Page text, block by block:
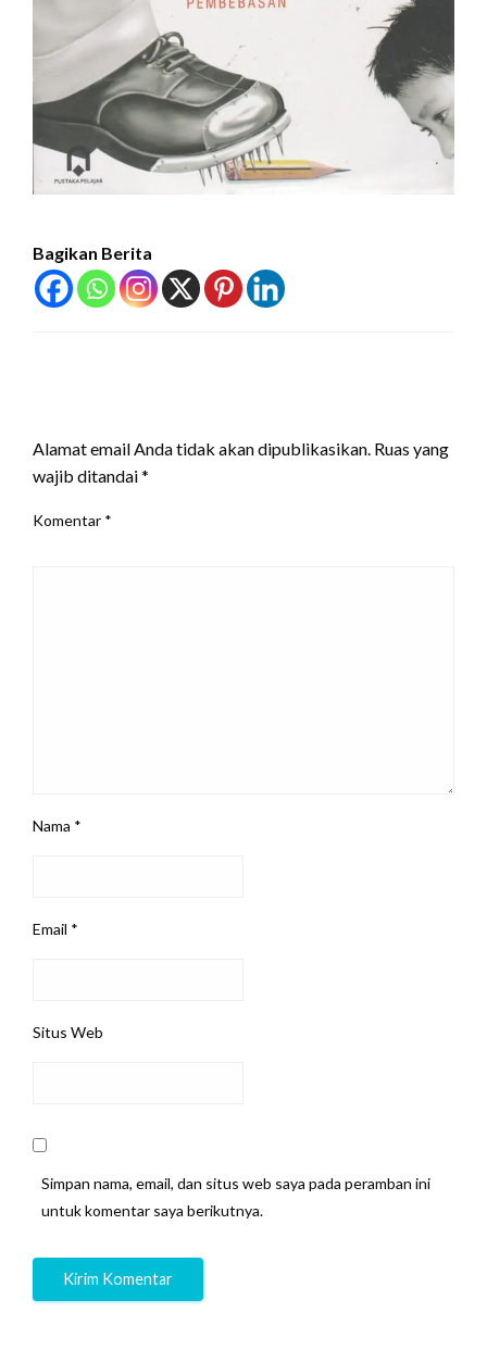
Bagikan Berita
Alamat email Anda tidak akan dipublikasikan. Ruas yang
wajib ditandai*
Komentar *
Nama *
Email *
Situs Web
Simpan nama, email, dan situs web saya pada peramban ini
untuk komentar saya berikutnya.